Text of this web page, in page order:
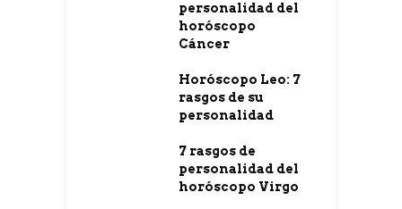
personalidad del
horóscopo
Cáncer
Horóscopo Leo: 7
rasgos de su
personalidad
7 rasgos de
personalidad del
horóscopo Virgo